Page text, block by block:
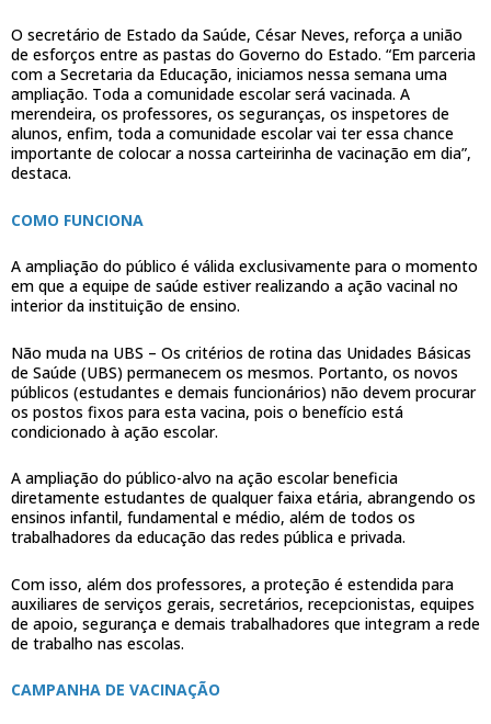
O secretário de Estado da Saúde, César Neves, reforça a união
de esforços entre as pastas do Governo do Estado. “Em parceria
com a Secretaria da Educação, iniciamos nessa semana uma
ampliação. Toda a comunidade escolar será vacinada. A
merendeira, os professores, os seguranças, os inspetores de
alunos, enfim, toda a comunidade escolar vai ter essa chance
importante de colocar a nossa carteirinha de vacinação em dia”,
destaca.
COMO FUNCIONA
A ampliação do público é válida exclusivamente para o momento
em que a equipe de saúde estiver realizando a ação vacinal no
interior da instituição de ensino.
Não muda na UBS – Os critérios de rotina das Unidades Básicas
de Saúde (UBS) permanecem os mesmos. Portanto, os novos
públicos (estudantes e demais funcionários) não devem procurar
os postos fixos para esta vacina, pois o benefício está
condicionado à ação escolar.
A ampliação do público-alvo na ação escolar beneficia
diretamente estudantes de qualquer faixa etária, abrangendo os
ensinos infantil, fundamental e médio, além de todos os
trabalhadores da educação das redes pública e privada.
Com isso, além dos professores, a proteção é estendida para
auxiliares de serviços gerais, secretários, recepcionistas, equipes
de apoio, segurança e demais trabalhadores que integram a rede
de trabalho nas escolas.
CAMPANHA DE VACINAÇÃO